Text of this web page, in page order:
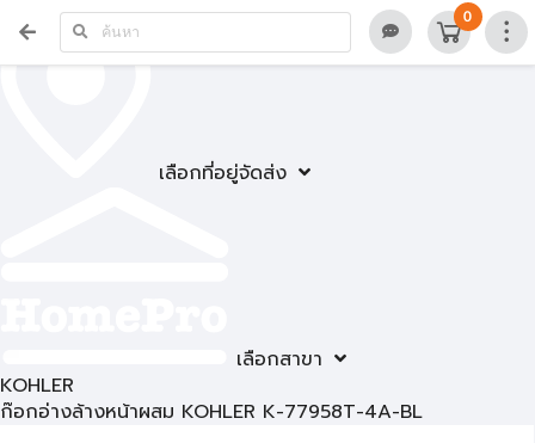
เลือกที่อยู่จัดส่ง
เลือกสาขา
0
KOHLER
ก๊อกอ่างล้างหน้าผสม KOHLER K-77958T-4A-BL